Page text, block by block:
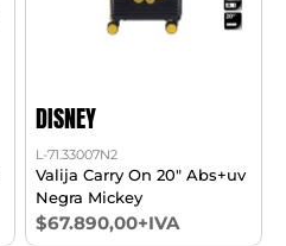
DISNEY
L-71.33007N2
Valija Carry On 20" Abs+uv
Negra Mickey
$67.890,00+IVA